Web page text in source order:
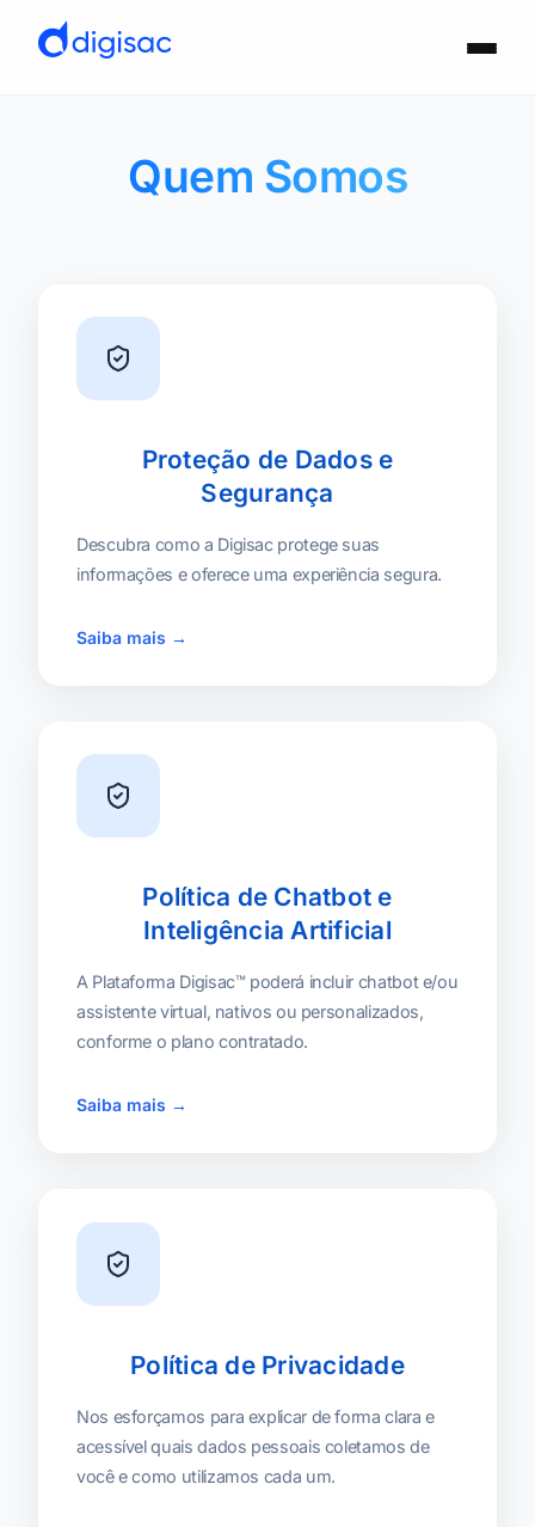
Quem Somos
Proteção de Dados e
Segurança
Descubra como a Digisac protege suas
informações e oferece uma experiência segura.
Saiba mais →
Política de Chatbot e
Inteligência Artificial
A Plataforma Digisac™ poderá incluir chatbot e/ou
assistente virtual, nativos ou personalizados,
conforme o plano contratado.
Saiba mais →
Política de Privacidade
Nos esforçamos para explicar de forma clara e
acessível quais dados pessoais coletamos de
você e como utilizamos cada um.